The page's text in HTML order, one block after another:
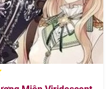
22/09/2025
22/09/2025
22/09/2025